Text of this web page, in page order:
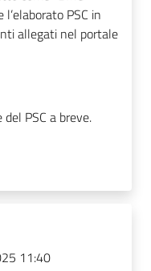
l’elaborato PSC in
allegati nel portale
PSC a breve.
11:40